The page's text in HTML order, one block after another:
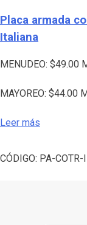
Placa armada
Italiana
MENUDEO: $49.00
MAYOREO: $44.00
Leer más
CÓDIGO: PA-COTR-